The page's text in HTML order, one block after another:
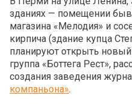
зданиях — помещении
магазина «Мелодия» и
кирпича (здание купца
планируют открыть
группа «Боттега Рест»,
создания заведения
компаньона».